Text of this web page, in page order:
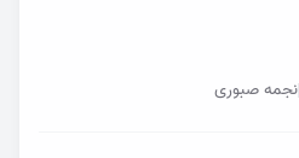
نجمه صبوری